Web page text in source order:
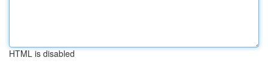
HTML is disabled